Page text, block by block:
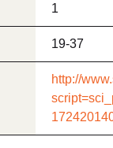
1
19-37
http://